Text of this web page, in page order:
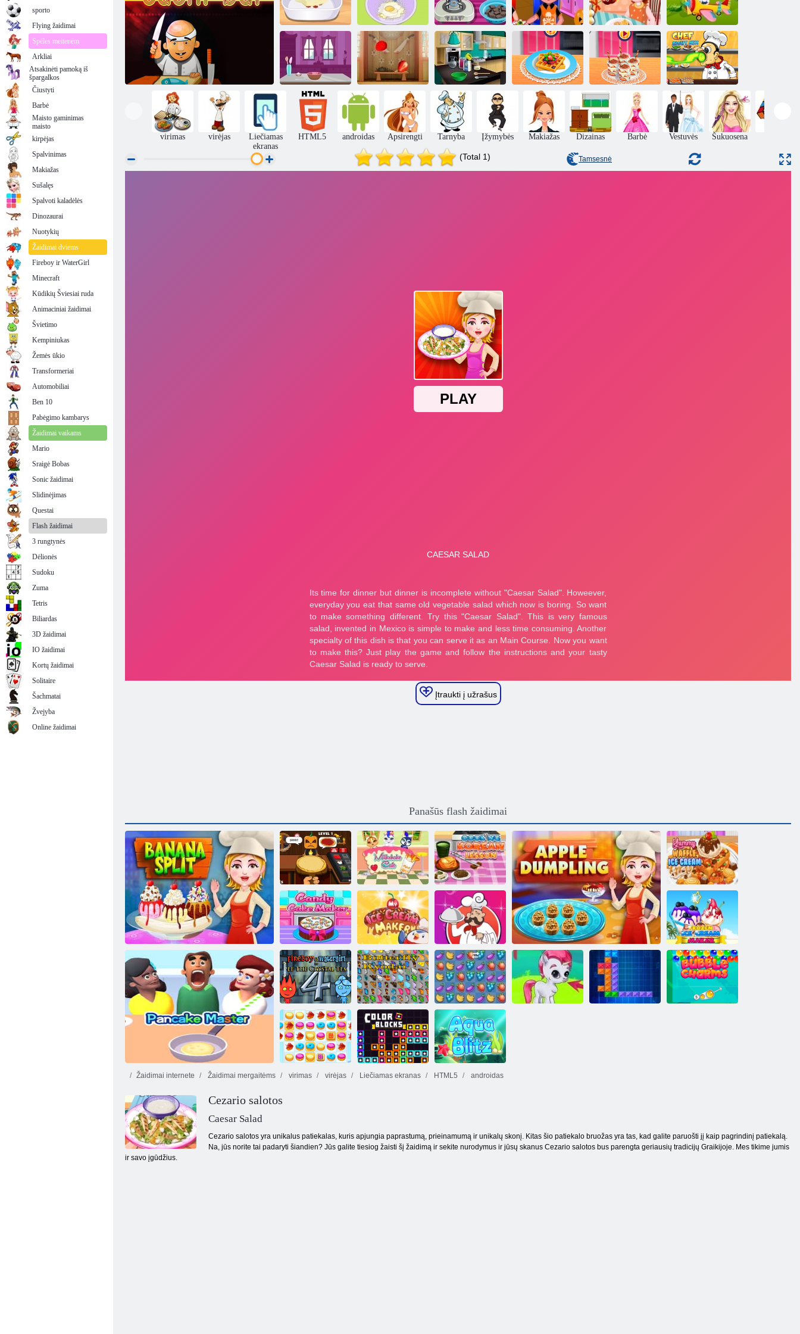
Buffalo
Mėlynių keksas Buche de Noel Baisu cupcakes
Turkija Cake
Pops
Kūdikių Šviesiai
ruda: Laikas
vakarienei
Morkų pyragas Vaisiai virėjas
Drugelis
Šokoladinis
pyragas: Maisto
gaminimas Su
Sara virimo
klasės: prancūzų
Toast Vafliai
Sara virimo
klasės Tiramisu
taurę
Virėjo dešinysis
mišinys
virimas virėjas
Liečiamas
ekranas
HTML5 androidas Apsirengti Tarnyba Įžymybės Makiažas Dizainas Barbė Vestuvės Šukuosena
(Total 1) Tamsesnė
Įtraukti į užrašus
Panašūs flash žaidimai
Bananų desertas
Helovyno pica
„Milkshake“
kavinė
Virimo
korėjiečių kalbos
pamoka
Yummy vafliniai
ledai
Saldainių pyrago
gamintoja
Mano ledų
gamintojas
Geriausi
pasaulyje maisto
gaminimo
receptai
Šaldytų ledų
gamintojas
„Fireboy“ ir
„Vochergirl 4“:
„Crystal
Temple“
Drugelis kyodai
Vaisių
sutriuškinimas
Žaidimai internete Žaidimai mergaitėms virimas virėjas Liečiamas ekranas HTML5 androidas
Cezario salotos
Caesar Salad
Cezario salotos yra unikalus patiekalas, kuris apjungia paprastumą, prieinamumą ir unikalų skonį. Kitas šio patiekalo bruožas yra tas, kad galite paruošti jį kaip pagrindinį patiekalą.
Na, jūs norite tai padaryti šiandien? Jūs galite tiesiog žaisti šį žaidimą ir sekite nurodymus ir jūsų skanus Cezario salotos bus parengta geriausių tradicijų Graikijoje. Mes tikime jumis
ir savo įgūdžius.
sporto
Flying žaidimai
Spēles meitenēm
Arkliai
Atsakinėti pamoką iš
špargalkos
Čiustyti
Barbė
Maisto gaminimas
maisto
kirpėjas
Spalvinimas
Makiažas
Sušalęs
Spalvoti kaladėlės
Dinozaurai
Nuotykių
Žaidimai dviems
Fireboy ir WaterGirl
Minecraft
Kūdikių Šviesiai ruda
Animaciniai žaidimai
Švietimo
Kempiniukas
Žemės ūkio
Transformeriai
Automobiliai
Ben 10
Pabėgimo kambarys
Žaidimai vaikams
Mario
Sraigė Bobas
Sonic žaidimai
Slidinėjimas
Questai
Flash žaidimai
3 rungtynės
Dėlionės
Sudoku
Zuma
Tetris
Biliardas
3D žaidimai
IO žaidimai
Kortų žaidimai
Solitaire
Šachmatai
Žvejyba
Online žaidimai